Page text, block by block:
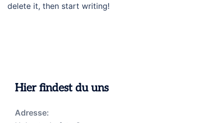
delete it, then start writing!
Hier findest du uns
Adresse: